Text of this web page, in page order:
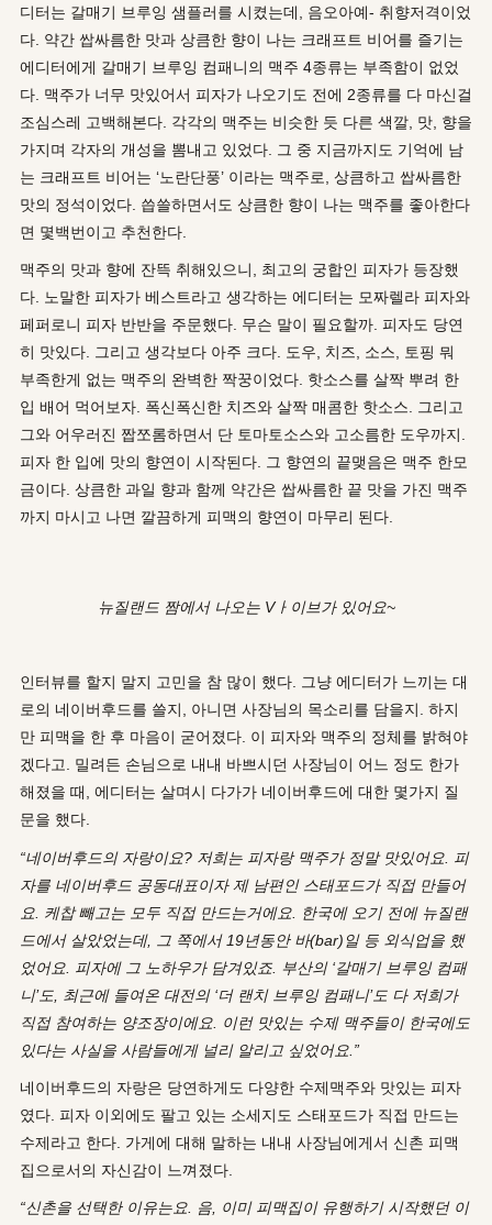
디터는 갈매기 브루잉 샘플러를 시켰는데, 음오아예- 취향저격이었
다. 약간 쌉싸름한 맛과 상큼한 향이 나는 크래프트 비어를 즐기는
에디터에게 갈매기 브루잉 컴패니의 맥주 4종류는 부족함이 없었
다. 맥주가 너무 맛있어서 피자가 나오기도 전에 2종류를 다 마신걸
조심스레 고백해본다. 각각의 맥주는 비슷한 듯 다른 색깔, 맛, 향을
가지며 각자의 개성을 뽐내고 있었다. 그 중 지금까지도 기억에 남
는 크래프트 비어는 ‘노란단풍’ 이라는 맥주로, 상큼하고 쌉싸름한
맛의 정석이었다. 씁쓸하면서도 상큼한 향이 나는 맥주를 좋아한다
면 몇백번이고 추천한다.
맥주의 맛과 향에 잔뜩 취해있으니, 최고의 궁합인 피자가 등장했
다. 노말한 피자가 베스트라고 생각하는 에디터는 모짜렐라 피자와
페퍼로니 피자 반반을 주문했다. 무슨 말이 필요할까. 피자도 당연
히 맛있다. 그리고 생각보다 아주 크다. 도우, 치즈, 소스, 토핑 뭐
부족한게 없는 맥주의 완벽한 짝꿍이었다. 핫소스를 살짝 뿌려 한
입 배어 먹어보자. 폭신폭신한 치즈와 살짝 매콤한 핫소스. 그리고
그와 어우러진 짭쪼롬하면서 단 토마토소스와 고소름한 도우까지.
피자 한 입에 맛의 향연이 시작된다. 그 향연의 끝맺음은 맥주 한모
금이다. 상큼한 과일 향과 함께 약간은 쌉싸름한 끝 맛을 가진 맥주
까지 마시고 나면 깔끔하게 피맥의 향연이 마무리 된다.
뉴질랜드 짬에서 나오는 Vㅏ이브가 있어요~
인터뷰를 할지 말지 고민을 참 많이 했다. 그냥 에디터가 느끼는 대
로의 네이버후드를 쓸지, 아니면 사장님의 목소리를 담을지. 하지
만 피맥을 한 후 마음이 굳어졌다. 이 피자와 맥주의 정체를 밝혀야
겠다고. 밀려든 손님으로 내내 바쁘시던 사장님이 어느 정도 한가
해졌을 때, 에디터는 살며시 다가가 네이버후드에 대한 몇가지 질
문을 했다.
“네이버후드의 자랑이요? 저희는 피자랑 맥주가 정말 맛있어요. 피
자를 네이버후드 공동대표이자 제 남편인 스태포드가 직접 만들어
요. 케찹 빼고는 모두 직접 만드는거에요. 한국에 오기 전에 뉴질랜
드에서 살았었는데, 그 쪽에서 19년동안 바(bar)일 등 외식업을 했
었어요. 피자에 그 노하우가 담겨있죠. 부산의 ‘갈매기 브루잉 컴패
니’도, 최근에 들여온 대전의 ‘더 랜치 브루잉 컴패니’도 다 저희가
직접 참여하는 양조장이에요. 이런 맛있는 수제 맥주들이 한국에도
있다는 사실을 사람들에게 널리 알리고 싶었어요.”
네이버후드의 자랑은 당연하게도 다양한 수제맥주와 맛있는 피자
였다. 피자 이외에도 팔고 있는 소세지도 스태포드가 직접 만드는
수제라고 한다. 가게에 대해 말하는 내내 사장님에게서 신촌 피맥
집으로서의 자신감이 느껴졌다.
“신촌을 선택한 이유는요. 음, 이미 피맥집이 유행하기 시작했던 이